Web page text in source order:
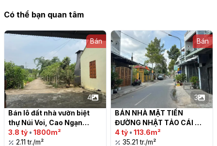
Có thể bạn quan tâm
Bán
4
Bán lô đất nhà vườn biệt
thự Núi Voi, Cao Ngạn
3.8 tỷ • 1800m²
2.11 tr./m²
Bán
3
BÁN NHÀ MẶT TIỀN
ĐƯỜNG NHẬT TẢO CÁI
RĂNG
4 tỷ • 113.6m²
35.21 tr./m²